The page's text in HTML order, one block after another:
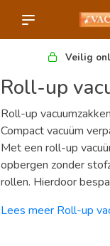
Veilig
Roll-up
Roll-up vacuumzakken
Compact vacuüm
Met een roll-up
opbergen zonder
rollen. Hierdoor
Lees meer Roll-up